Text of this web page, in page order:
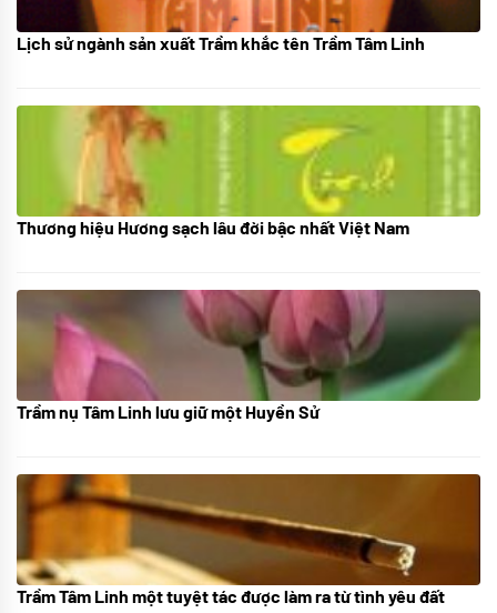
21/10/2025
Lịch sử ngành sản xuất Trầm khắc tên Trầm Tâm Linh
18/10/2025
Thương hiệu Hương sạch lâu đời bậc nhất Việt Nam
05/10/2025
Trầm nụ Tâm Linh lưu giữ một Huyền Sử
09/06/2024
Trầm Tâm Linh một tuyệt tác được làm ra từ tình yêu đất